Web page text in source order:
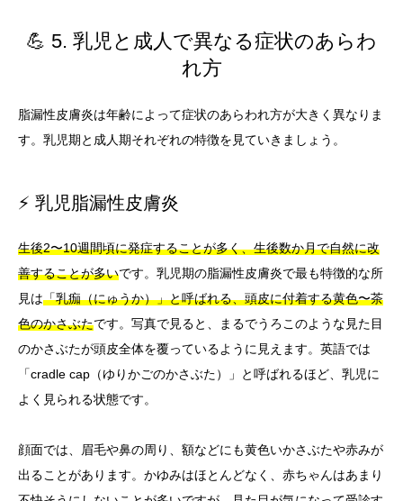
💪 5. 乳児と成人で異なる症状のあらわ
れ方
脂漏性皮膚炎は年齢によって症状のあらわれ方が大きく異なりま
す。乳児期と成人期それぞれの特徴を見ていきましょう。
⚡ 乳児脂漏性皮膚炎
生後2〜10週間頃に発症することが多く、生後数か月で自然に改
善することが多いです。乳児期の脂漏性皮膚炎で最も特徴的な所
見は「乳痂（にゅうか）」と呼ばれる、頭皮に付着する黄色〜茶
色のかさぶたです。写真で見ると、まるでうろこのような見た目
のかさぶたが頭皮全体を覆っているように見えます。英語では
「cradle cap（ゆりかごのかさぶた）」と呼ばれるほど、乳児に
よく見られる状態です。
顔面では、眉毛や鼻の周り、額などにも黄色いかさぶたや赤みが
出ることがあります。かゆみはほとんどなく、赤ちゃんはあまり